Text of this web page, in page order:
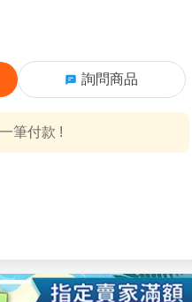
詢問商品
筆付款 !